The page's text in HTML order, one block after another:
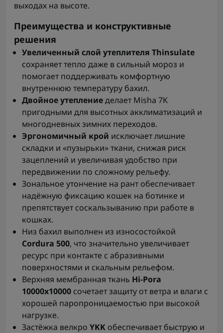
выходах на высоте.
Преимущества и конструктивные
решения
Увеличенный слой утеплителя Thinsulate
сохраняет тепло даже в сильный мороз и
помогает поддерживать комфортную
внутреннюю температуру бахил.
Двойное утеплениеделает Misha 7K
пригодными для высотных акклиматизаций и
многодневных зимних переходов.
Эргономичный крой исключает лишние
складки и «пузырьки» ткани, снижая риск
зацеплений и увеличивая удобство при
передвижении по сложному рельефу.
Зональное утончение на рант обеспечивает
надёжную фиксацию кошек на ботинке и
препятствует соскальзыванию при работе в
кошках.
Низ бахил выполнен из износостойкой
Cordura 500, что значительно увеличивает
ресурс при контакте с абразивными
поверхностями и скальным рельефом.
Верхняя мембранная ткань Hi-Pora
10000x10000сочетает защиту от ветра и влаги с
хорошей паропроницаемостью при высокой
нагрузке.
Застёжка велкро YKKобеспечивает быструю и